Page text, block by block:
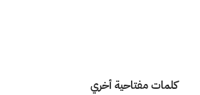
كلمات مفتاحية أخري